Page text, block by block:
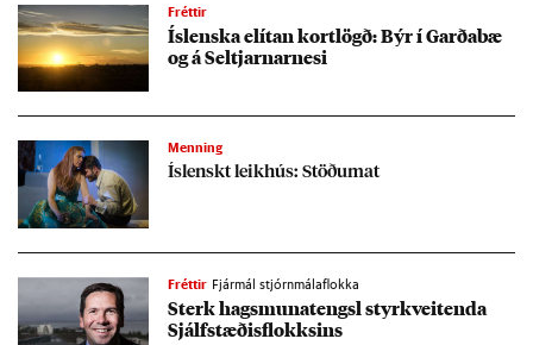
Fréttir
Ís­lenska elít­an kort­lögð: Býr í Garða­bæ
og á Seltjarn­ar­nesi
Menning
Ís­lenskt leik­hús: Stöðumat
Fréttir Fjármál stjórnmálaflokka
Sterk hags­muna­tengsl styrk­veit­enda
Sjálf­stæð­is­flokks­ins